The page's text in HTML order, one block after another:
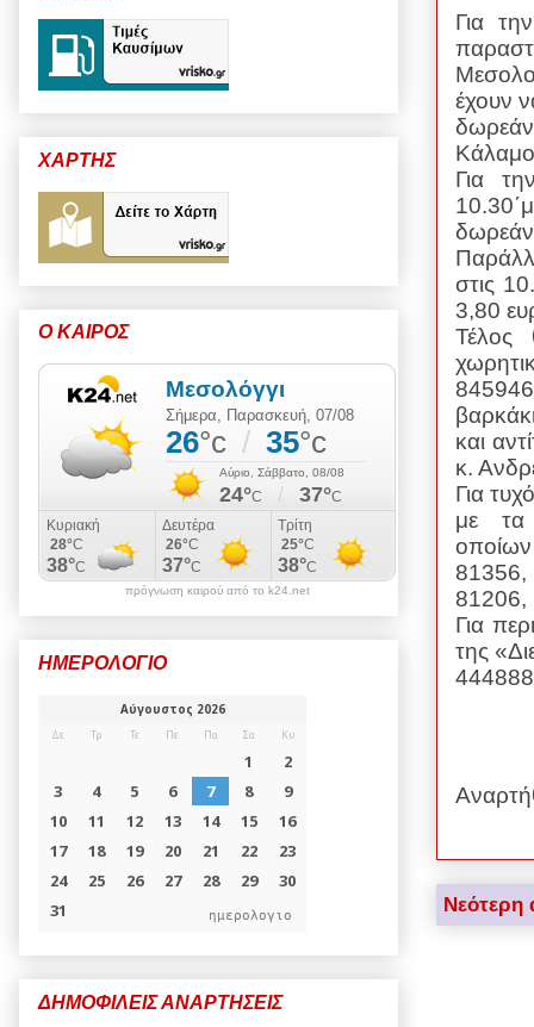
Για
έχουν
Για
στις
3,80
Τέλος
και
κ.
Για
με
τα
81206,
Για
της
Νεότερη
ΧΑΡΤΗΣ
Ο ΚΑΙΡΟΣ
πρόγνωση καιρού από το k24.net
ΗΜΕΡΟΛΟΓΙΟ
ημερολογιο
ΔΗΜΟΦΙΛΕΙΣ ΑΝΑΡΤΗΣΕΙΣ